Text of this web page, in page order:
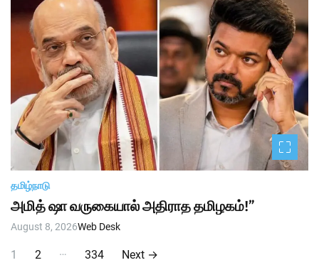
தமிழ்நாடு
அமித் ஷா வருகையால் அதிராத தமிழகம்!”
August 8, 2026Web Desk
P
1 2 … 334 Next →